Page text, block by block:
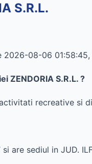
S.R.L.
2026-08-06 01:58:45,
ZENDORIA S.R.L. ?
recreative si
sediul in JUD.